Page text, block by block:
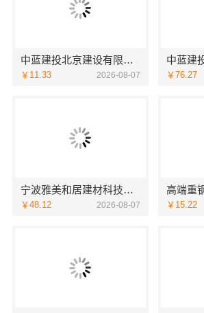
中蓝建投北京建设有限公司四川高端重钢别墅优选指南
￥11.33 2026-08-07 ￥76.27
宁波雅美和居建材科技有限公司海曙家装施工线下门店地址
￥48.12 2026-08-07 ￥15.22